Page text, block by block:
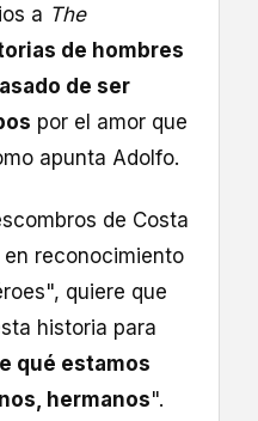
a The
de hombres
de ser
por el amor que
apunta Adolfo.
de Costa
en reconocimiento
quiere que
historia para
qué estamos
hermanos".